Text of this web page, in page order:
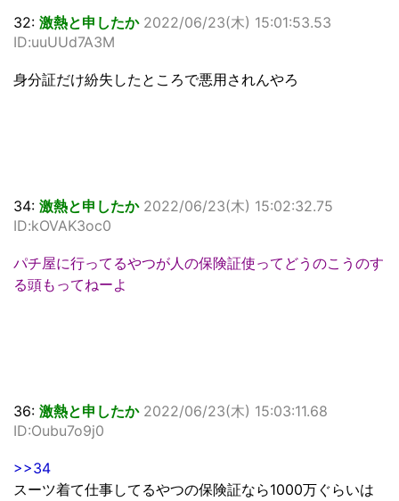
32: 激熱と申したか 2022/06/23(木) 15:01:53.53
ID:uuUUd7A3M
身分証だけ紛失したところで悪用されんやろ
34: 激熱と申したか 2022/06/23(木) 15:02:32.75
ID:kOVAK3oc0
パチ屋に行ってるやつが人の保険証使ってどうのこうのす
る頭もってねーよ
36: 激熱と申したか 2022/06/23(木) 15:03:11.68
ID:Oubu7o9j0
>>34
スーツ着て仕事してるやつの保険証なら1000万ぐらいは